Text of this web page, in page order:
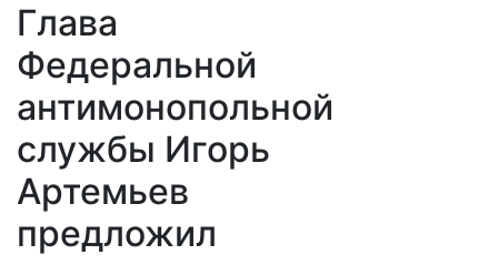
Глава
Федеральной
антимонопольной
службы Игорь
Артемьев
предложил